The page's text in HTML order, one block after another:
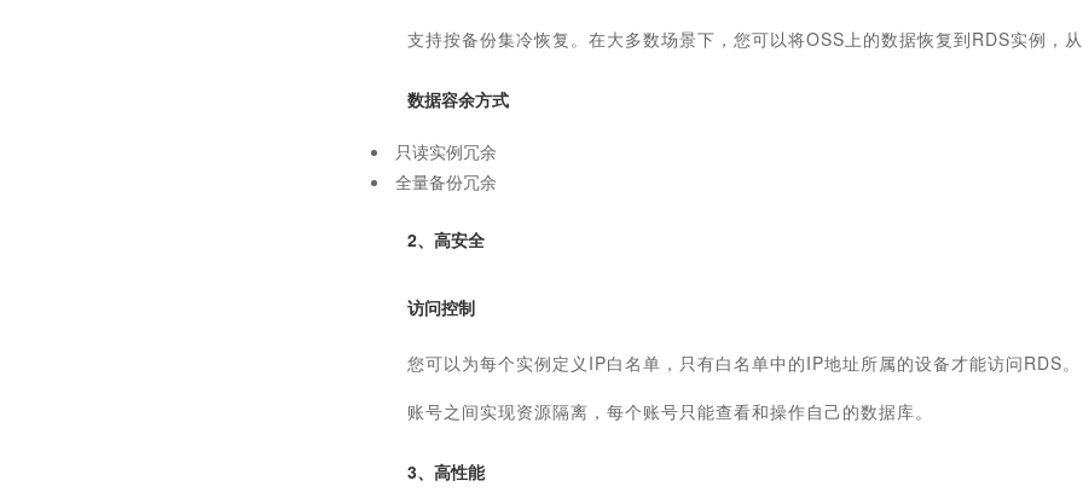
支持按备份集冷恢复。在大多数场景下，您可以将OSS上的数据恢复到RDS实例，
数据容余方式
只读实例冗余
全量备份冗余
2、高安全
访问控制
您可以为每个实例定义IP白名单，只有白名单中的IP地址所属的设备才能访问RDS。
账号之间实现资源隔离，每个账号只能查看和操作自己的数据库。
3、高性能